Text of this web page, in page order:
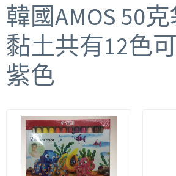
韓國AMOS 50
黏土共有12色
紫色